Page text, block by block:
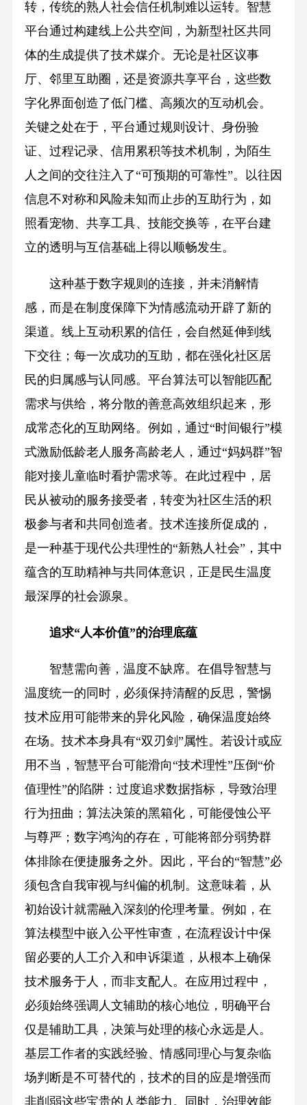
转，传统的熟人社会信任机制难以运转。智慧
平台通过构建线上公共空间，为新型社区共同
体的生成提供了技术媒介。无论是社区议事
厅、邻里互助圈，还是资源共享平台，这些数
字化界面创造了低门槛、高频次的互动机会。
关键之处在于，平台通过规则设计、身份验
证、过程记录、信用累积等技术机制，为陌生
人之间的交往注入了“可预期的可靠性”。以往因
信息不对称和风险未知而止步的互助行为，如
照看宠物、共享工具、技能交换等，在平台建
立的透明与互信基础上得以顺畅发生。
这种基于数字规则的连接，并未消解情
感，而是在制度保障下为情感流动开辟了新的
渠道。线上互动积累的信任，会自然延伸到线
下交往；每一次成功的互助，都在强化社区居
民的归属感与认同感。平台算法可以智能匹配
需求与供给，将分散的善意高效组织起来，形
成常态化的互助网络。例如，通过“时间银行”模
式激励低龄老人服务高龄老人，通过“妈妈群”智
能对接儿童临时看护需求等。在此过程中，居
民从被动的服务接受者，转变为社区生活的积
极参与者和共同创造者。技术连接所促成的，
是一种基于现代公共理性的“新熟人社会”，其中
蕴含的互助精神与共同体意识，正是民生温度
最深厚的社会源泉。
追求“人本价值”的治理底蕴
智慧需向善，温度不缺席。在倡导智慧与
温度统一的同时，必须保持清醒的反思，警惕
技术应用可能带来的异化风险，确保温度始终
在场。技术本身具有“双刃剑”属性。若设计或应
用不当，智慧平台可能滑向“技术理性”压倒“价
值理性”的陷阱：过度追求数据指标，导致治理
行为扭曲；算法决策的黑箱化，可能侵蚀公平
与尊严；数字鸿沟的存在，可能将部分弱势群
体排除在便捷服务之外。因此，平台的“智慧”必
须包含自我审视与纠偏的机制。这意味着，从
初始设计就需融入深刻的伦理考量。例如，在
算法模型中嵌入公平性审查，在流程设计中保
留必要的人工介入和申诉渠道，从根本上确保
技术服务于人，而非支配人。在应用过程中，
必须始终强调人文辅助的核心地位，明确平台
仅是辅助工具，决策与处理的核心永远是人。
基层工作者的实践经验、情感同理心与复杂临
场判断是不可替代的，技术的目的应是增强而
非削弱这些宝贵的人类能力。同时，治理效能